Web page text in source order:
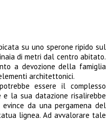
su uno sperone ripido sul
di metri dal centro abitato.
a devozione della famiglia
architettonici.
essere il complesso
la sua datazione risalirebbe
da una pergamena del
lignea. Ad avvalorare tale